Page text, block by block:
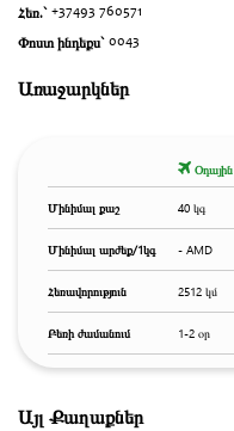
Հեռ.` +37493 760571
Փոստ ինդեքս` 0043
Առաջարկներ
Օդային
Մինիմալ քաշ 40 կգ
Մինիմալ արժեք/1կգ - AMD
Հեռավորություն 2512 կմ
Բեռի ժամանում 1-2 օր
Այլ Քաղաքներ